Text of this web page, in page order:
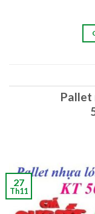
Pallet
27
Th11